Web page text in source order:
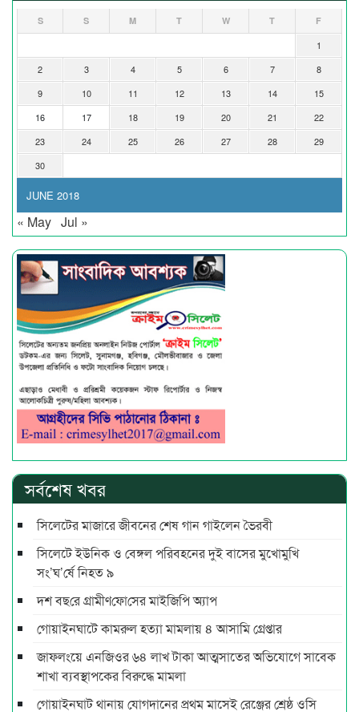
JUNE 2018
S S M T W T F
1
2
3 4 5 6 7
8
9
10 11 12 13 14
15
16
17 18 19 20 21
22
23
24 25 26 27 28
29
30
« May Jul »
সর্বশেষ খবর
সিলেটের মাজারে জীবনের শেষ গান গাইলেন ভৈরবী
সিলেটে ইউনিক ও বেঙ্গল পরিবহনের দুই বাসের মুখোমুখি
সং’ঘ’র্ষে নিহত ৯
দশ বছ‌রে গ্রামীণ‌ফো‌সের মাইজিপি অ্যাপ
গোয়াইনঘাটে কামরুল হত্যা মামলায় ৪ আসামি গ্রেপ্তার
জাফলংয়ে এনজিওর ৬৪ লাখ টাকা আত্মসাতের অভিযোগে সাবেক
শাখা ব্যবস্থাপকের বিরুদ্ধে মামলা
গোয়াইনঘাট থানায় যোগদানের প্রথম মাসেই রেঞ্জের শ্রেষ্ঠ ওসি